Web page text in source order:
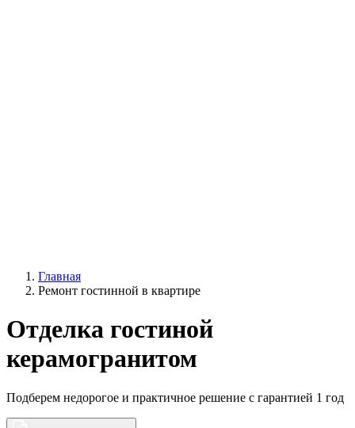
Главная
Ремонт гостинной в квартире
Отделка гостиной
керамогранитом
Подберем недорогое и практичное решение с гарантией 1 год